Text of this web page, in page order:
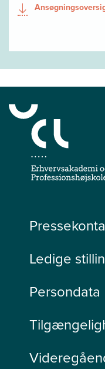
Ledige
Persondata